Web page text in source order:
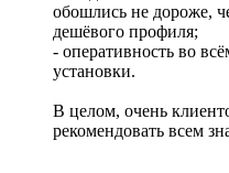
обошлись не дороже,
дешёвого профиля;
- оперативность во
установки.
В целом, очень
рекомендовать всем